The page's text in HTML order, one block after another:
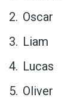
Oscar
Liam
Lucas
Oliver